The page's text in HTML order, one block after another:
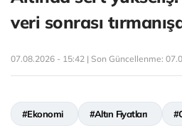
veri sonrası
07.08.2026 - 15:42 | Son Güncellenme:
#Ekonomi #Altın Fiyatları